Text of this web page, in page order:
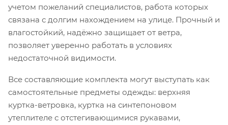
учетом пожеланий специалистов, работа которых
связана с долгим нахождением на улице. Прочный и
влагостойкий, надёжно защищает от ветра,
позволяет уверенно работать в условиях
недостаточной видимости.
Все составляющие комплекта могут выступать как
самостоятельные предметы одежды: верхняя
куртка-ветровка, куртка на синтепоновом
утеплителе с отстегивающимися рукавами,